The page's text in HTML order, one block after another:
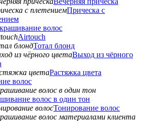
Прическа с
волос
Airtouch
Тотал блонд
Выход из чёрного
Растяжка цвета
волос
волос в один тон
Тонирование волос